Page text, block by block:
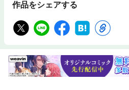
作品をシェアする